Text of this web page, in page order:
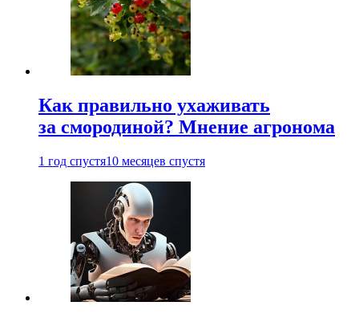
Как правильно ухаживать
за смородиной? Мнение агронома
1 год спустя10 месяцев спустя